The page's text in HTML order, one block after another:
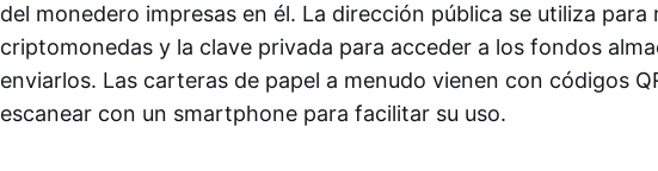
del monedero impresas en él. La dirección pública se utiliza para
criptomonedas y la clave privada para acceder a los fondos
enviarlos. Las carteras de papel a menudo vienen con códigos
escanear con un smartphone para facilitar su uso.